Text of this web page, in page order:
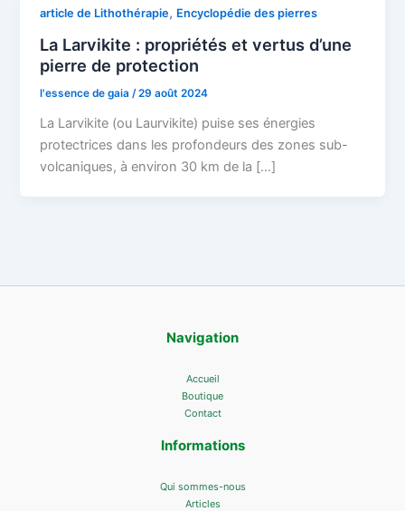
article de Lithothérapie, Encyclopédie des pierres
La Larvikite : propriétés et vertus d’une
pierre de protection
l'essence de gaia /29 août 2024
La Larvikite (ou Laurvikite) puise ses énergies
protectrices dans les profondeurs des zones sub-
volcaniques, à environ 30 km de la […]
Navigation
Accueil
Boutique
Contact
Informations
Qui sommes-nous
Articles